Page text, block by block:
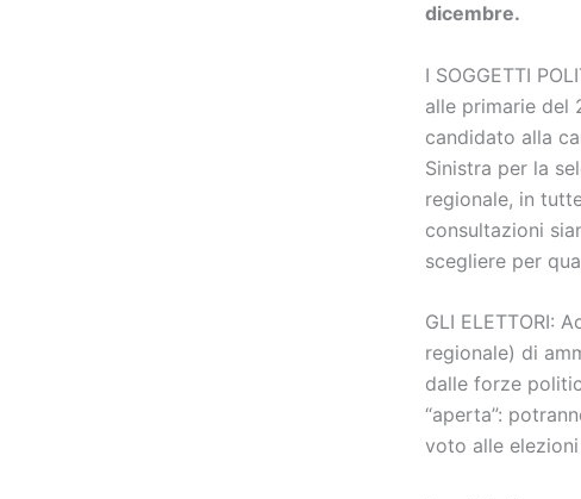
dicembre.
I SOGGETTI
alle primarie del
candidato alla
Sinistra per la
regionale, in
consultazioni
scegliere per
GLI ELETTORI:
regionale) di
dalle forze
“aperta”:
voto alle elezioni